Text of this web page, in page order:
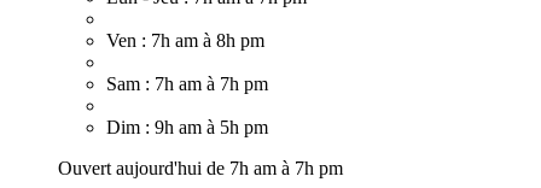
Ven : 7h am à 8h pm
Sam : 7h am à 7h pm
Dim : 9h am à 5h pm
Ouvert aujourd'hui de 7h am à 7h pm